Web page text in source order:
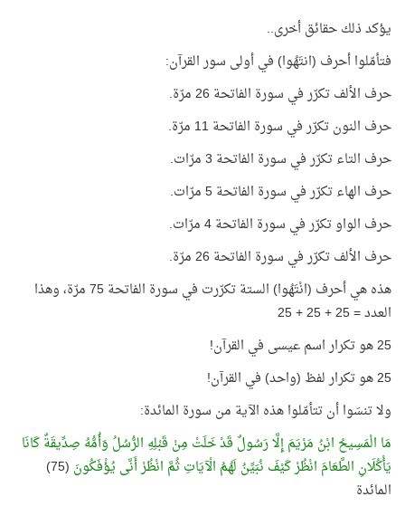
يؤكد ذلك حقائق أخرى..
فتأمّلوا أحرف (انتَهُوا) في أولى سور القرآن:
حرف الألف تكرّر في سورة الفاتحة 26 مرّة.
حرف النون تكرّر في سورة الفاتحة 11 مرّة.
حرف التاء تكرّر في سورة الفاتحة 3 مرّات.
حرف الهاء تكرّر في سورة الفاتحة 5 مرّات.
حرف الواو تكرّر في سورة الفاتحة 4 مرّات.
حرف الألف تكرّر في سورة الفاتحة 26 مرّة.
هذه هي أحرف (انْتَهُوا) الستة تكرّرت في سورة الفاتحة 75 مرّة، وهذا
العدد = 25 + 25 + 25
25 هو تكرار اسم عيسى في القرآن!
25 هو تكرار لفظ (واحد) في القرآن!
ولا تنسَوا أن تتأمّلوا هذه الآية من سورة المائدة:
مَا الْمَسِيحُ ابْنُ مَرْيَمَ إِلَّا رَسُولٌ قَدْ خَلَتْ مِنْ قَبْلِهِ الرُّسُلُ وَأُمُّهُ صِدِّيقَةٌ كَانَا
يَأْكُلَانِ الطَّعَامَ انْظُرْ كَيْفَ نُبَيِّنُ لَهُمُ الْآيَاتِ ثُمَّ انْظُرْ أَنَّى يُؤْفَكُونَ
(75)
المائدة